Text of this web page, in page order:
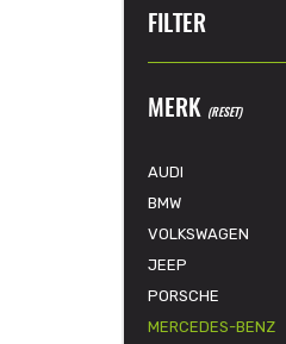
FILTER
MERK (RESET)
AUDI
BMW
VOLKSWAGEN
JEEP
PORSCHE
MERCEDES-BENZ